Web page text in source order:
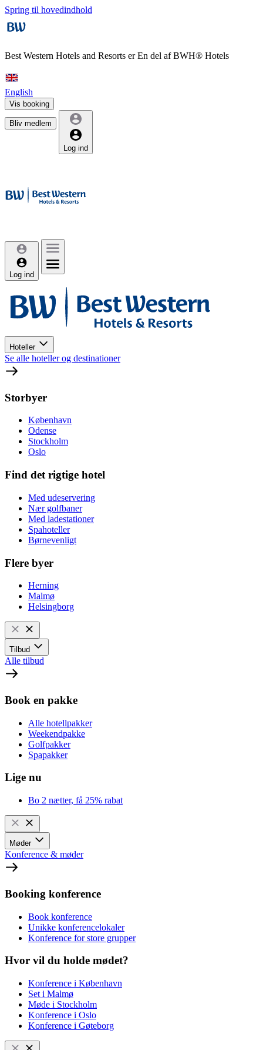
Spring til hovedindhold
Best Western Hotels and Resorts erEn del af BWH® Hotels
English
Vis booking
Bliv medlem
Log ind
Log ind
Hoteller
Se alle hoteller og destinationer
Storbyer
København
Odense
Stockholm
Oslo
Find det rigtige hotel
Med udeservering
Nær golfbaner
Med ladestationer
Spahoteller
Børnevenligt
Flere byer
Herning
Malmø
Helsingborg
Tilbud
Alle tilbud
Book en pakke
Alle hotellpakker
Weekendpakke
Golfpakker
Spapakker
Lige nu
Bo 2 nætter, få 25% rabat
Møder
Konference & møder
Booking konference
Book konference
Unikke konferencelokaler
Konference for store grupper
Hvor vil du holde mødet?
Konference i København
Set i Malmø
Møde i Stockholm
Konference i Oslo
Konference i Gøteborg